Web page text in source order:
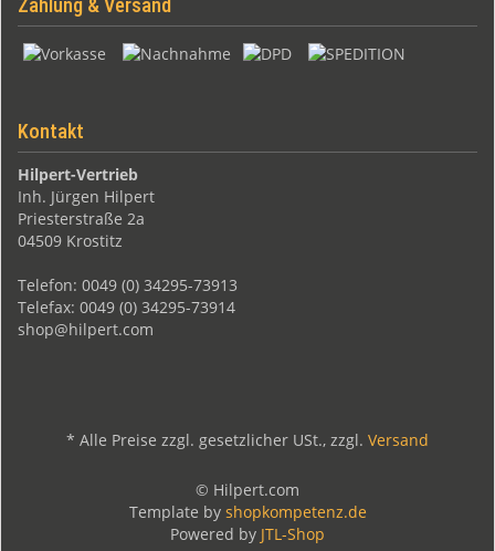
Zahlung & Versand
Kontakt
Hilpert-Vertrieb
Inh. Jürgen Hilpert
Priesterstraße 2a
04509 Krostitz
Telefon: 0049 (0) 34295-73913
Telefax: 0049 (0) 34295-73914
shop@hilpert.com
* Alle Preise zzgl. gesetzlicher USt., zzgl. Versand
© Hilpert.com
Template by shopkompetenz.de
Powered by JTL-Shop